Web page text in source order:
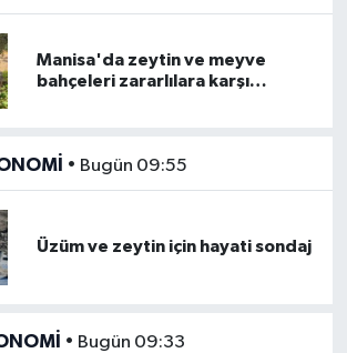
Manisa'da zeytin ve meyve
bahçeleri zararlılara karşı
• Bugün 09:55
Üzüm ve zeytin için hayati sondaj
• Bugün 09:33